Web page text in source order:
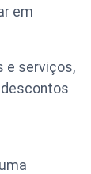
em
e serviços,